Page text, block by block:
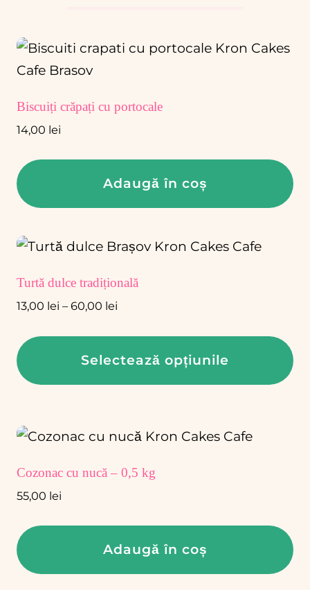
Biscuiți crăpați cu portocale
14,00 lei
Adaugă în coș
Turtă dulce tradițională
13,00 lei – 60,00 lei
13,00 lei
Selectează opțiunile
are
variații.
Opțiunile
pot
fi
Cozonac cu nucă – 0,5 kg
55,00 lei
Adaugă în coș